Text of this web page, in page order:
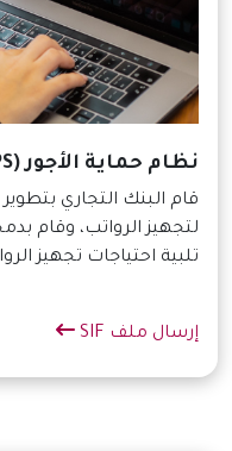
نظام حماية الأجور (WPS)
قام البنك التجاري
لتجهيز الرواتب، وقام
تلبية احتياجات تجهيز
إرسال ملف SIF